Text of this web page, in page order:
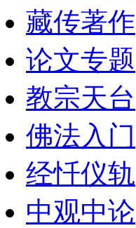
藏传著作
论文专题
教宗天台
佛法入门
经忏仪轨
中观中论